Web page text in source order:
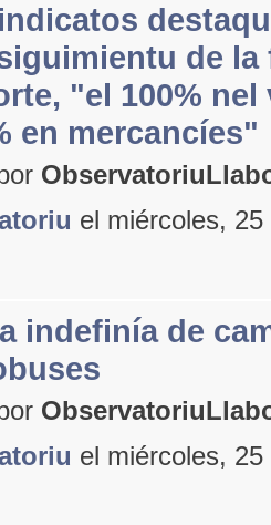
de la
"el 100% nel
en mercancíes"
el miércoles,
indefinía de
el miércoles,